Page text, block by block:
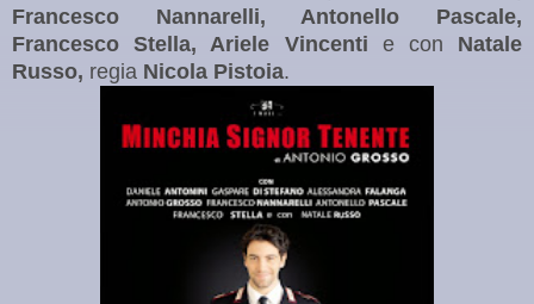
Francesco Nannarelli, Antonello Pascale,
Francesco Stella, Ariele Vincenti e con Natale
Russo, regia Nicola Pistoia.